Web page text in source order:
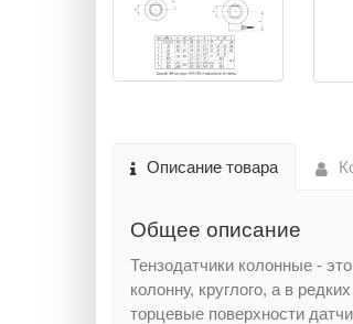
Описание товара
Общее описание
Тензодатчики колонные -
колонну, круглого, а в
торцевые поверхности